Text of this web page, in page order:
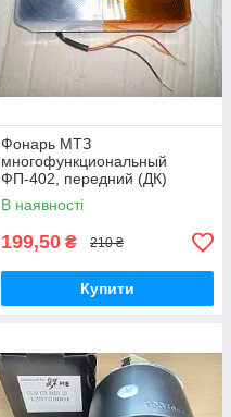
Фонарь МТЗ
многофункциональный
ФП-402, передний (ДК)
В наявності
199,50 ₴ 210 ₴
Купити